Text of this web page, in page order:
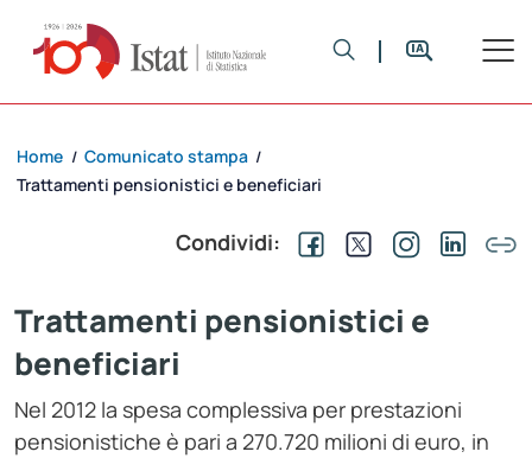
Home / Comunicato stampa /
Trattamenti pensionistici e beneficiari
Condividi:
Trattamenti pensionistici e
beneficiari
Nel 2012 la spesa complessiva per prestazioni
pensionistiche è pari a 270.720 milioni di euro, in